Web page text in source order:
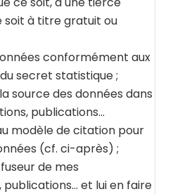
soit à titre gratuit ou
conformément aux
secret statistique ;
source des données dans
publications…
modèle de citation pour
(cf. ci-après) ;
de mes
et lui en faire